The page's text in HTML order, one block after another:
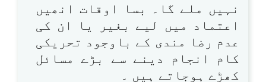
نہیں ملے گا۔ بسا اوقات انھیں
اعتماد میں لیے بغیر یا ان کی
عدم رضا مندی کے باوجود تحریکی
کام انجام دینے سے بڑے مسائل
کھڑے ہوجاتے ہیں ۔